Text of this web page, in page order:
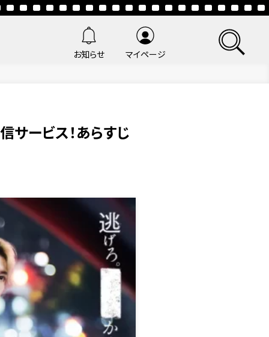
お知らせ マイページ
サービス！あらすじ